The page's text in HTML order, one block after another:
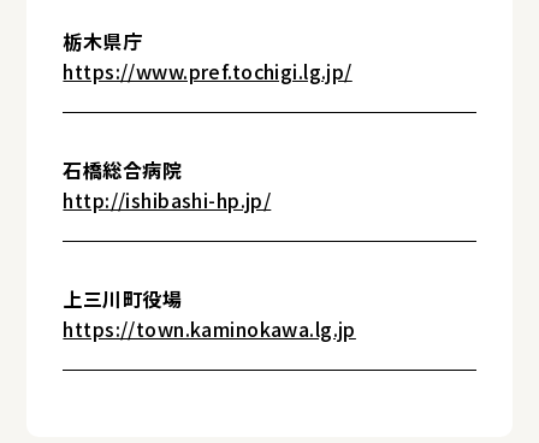
栃木県庁
https://www.pref.tochigi.lg.jp/
石橋総合病院
http://ishibashi-hp.jp/
上三川町役場
https://town.kaminokawa.lg.jp